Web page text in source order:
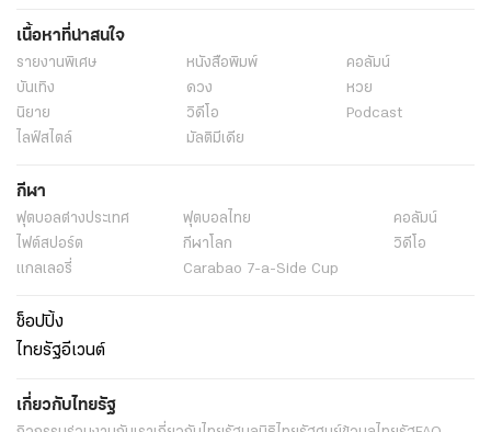
ร้านค้าไทยช่วยไทยพลัส
เนื้อหาที่น่าสนใจ
รายงานพิเศษ หนังสือพิมพ์
คอลัมน์
บันเทิง
ดวง
หวย
นิยาย
วิดีโอ
Podcast
ไลฟ์สไตล์
มัลติมีเดีย
กีฬา
ฟุตบอลต่่างประเทศ ฟุตบอลไทย
คอลัมน์
ไฟต์สปอร์ต
กีฬาโลก
วิดีโอ
แกลเลอรี่
Carabao 7-a-Side Cup
ช็อปปิ้ง
ไทยรัฐอีเวนต์
เกี่ยวกับไทยรัฐ